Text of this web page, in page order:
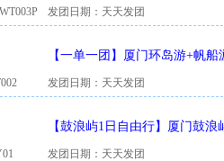
发团日期：天天发团
【一单一团】厦门环岛游+帆
人起天天接）
发团日期：天天发团
【鼓浪屿1日自由行】厦门鼓
内车送码头>
发团日期：天天发团